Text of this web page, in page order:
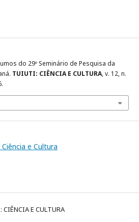
do 29º Seminário de Pesquisa da
TUIUTI: CIÊNCIA E CULTURA, v. 12, n.
e Cultura
E CULTURA